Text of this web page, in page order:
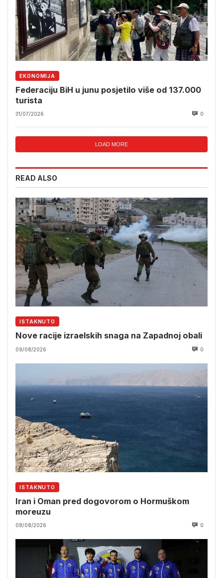
EKONOMIJA
Federaciju BiH u junu posjetilo više od 137.000
turista
31/07/2026 0
LOAD MORE
READ ALSO
ISTAKNUTO
Nove racije izraelskih snaga na Zapadnoj obali
09/08/2026 0
ISTAKNUTO
Iran i Oman pred dogovorom o Hormuškom
moreuzu
08/08/2026 0